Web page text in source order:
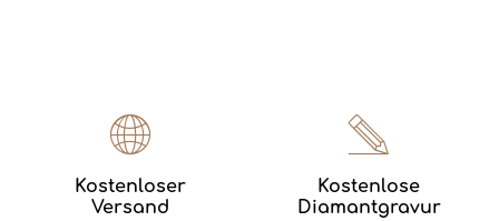
Kostenloser
Versand
Kostenlose
Diamantgravur